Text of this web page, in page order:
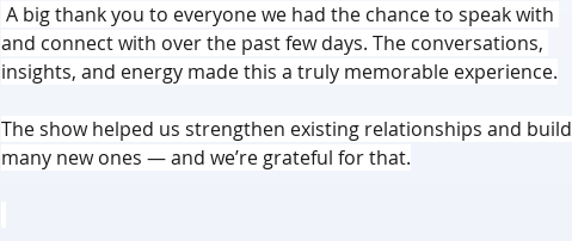
A big thank you to everyone we had the chance to speak with
and connect with over the past few days. The conversations,
insights, and energy made this a truly memorable experience.
The show helped us strengthen existing relationships and build
many new ones — and we’re grateful for that.